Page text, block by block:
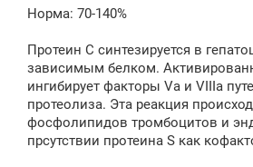
Норма: 70-140%
Протеин С синтезируется в
зависимым белком.
ингибирует факторы Va и VIIIa
протеолиза. Эта реакция
фосфолипидов тромбоцитов и
прсутствии протеина S как